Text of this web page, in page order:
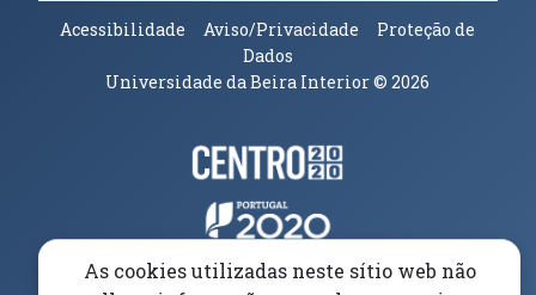
Acessibilidade Aviso/Privacidade
Proteção de
Dados
Universidade da Beira Interior© 2026
Parceiros e Financiadores
(abre em nova janela)
As cookies utilizadas neste sítio web não